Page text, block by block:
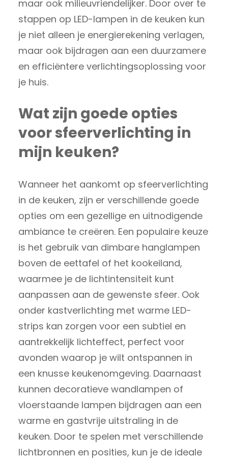
maar ook milieuvriendelijker. Door over te
stappen op LED-lampen in de keuken kun
je niet alleen je energierekening verlagen,
maar ook bijdragen aan een duurzamere
en efficiëntere verlichtingsoplossing voor
je huis.
Wat zijn goede opties
voor sfeerverlichting in
mijn keuken?
Wanneer het aankomt op sfeerverlichting
in de keuken, zijn er verschillende goede
opties om een gezellige en uitnodigende
ambiance te creëren. Een populaire keuze
is het gebruik van dimbare hanglampen
boven de eettafel of het kookeiland,
waarmee je de lichtintensiteit kunt
aanpassen aan de gewenste sfeer. Ook
onder kastverlichting met warme LED-
strips kan zorgen voor een subtiel en
aantrekkelijk lichteffect, perfect voor
avonden waarop je wilt ontspannen in
een knusse keukenomgeving. Daarnaast
kunnen decoratieve wandlampen of
vloerstaande lampen bijdragen aan een
warme en gastvrije uitstraling in de
keuken. Door te spelen met verschillende
lichtbronnen en posities, kun je de ideale